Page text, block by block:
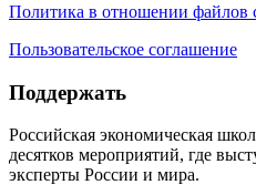
Политика в отношении файлов
Пользовательское соглашение
Поддержать
Российская экономическая
десятков мероприятий, где
эксперты России и мира.